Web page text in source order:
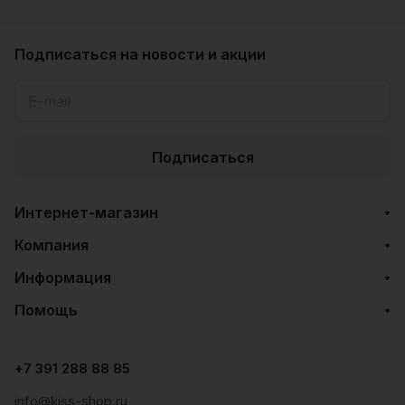
Подписаться на новости и акции
Подписаться
Интернет-магазин
Компания
Информация
Помощь
+7 391 288 88 85
info@kiss-shop.ru